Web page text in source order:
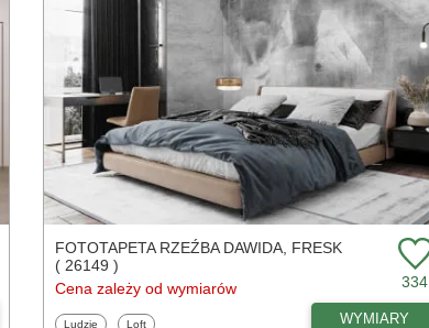
FOTOTAPETA RZEŹBA DAWIDA, FRESK
( 26149 )
Cena zależy od wymiarów
334
Fototapety
Ludzie Fototapety
Loft WYMIARY